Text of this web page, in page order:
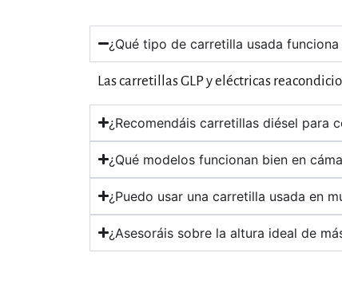
¿Qué tipo de carretilla usada
Las carretillas GLP y eléctricas
¿Recomendáis carretillas diésel para
¿Qué modelos funcionan bien en
¿Puedo usar una carretilla usada en
¿Asesoráis sobre la altura ideal de